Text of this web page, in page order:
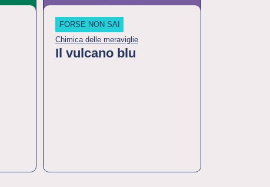
FORSE NON SAI
Chimica delle meraviglie
Il vulcano blu